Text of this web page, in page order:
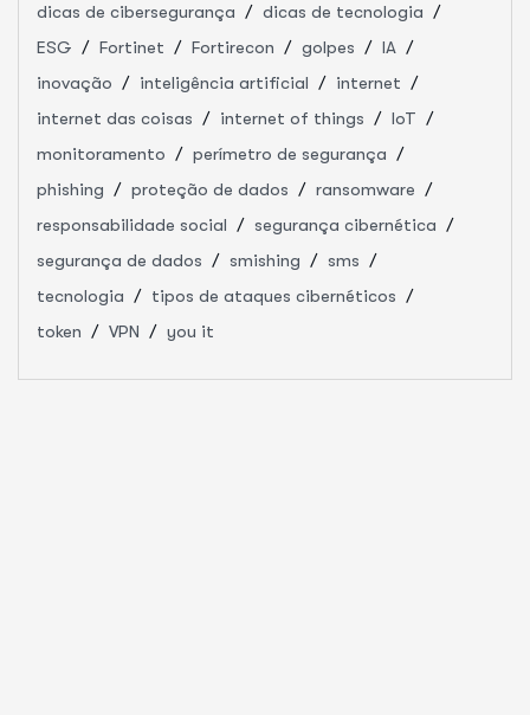
dicas de cibersegurança
dicas de tecnologia
ESG
Fortinet Fortirecon golpes
IA
inovação
inteligência artificial
internet
internet das coisas
internet of things
IoT
monitoramento
perímetro de segurança
phishing
proteção de dados
ransomware
responsabilidade social
segurança cibernética
segurança de dados
smishing
sms
tecnologia
tipos de ataques cibernéticos
token
VPN you it